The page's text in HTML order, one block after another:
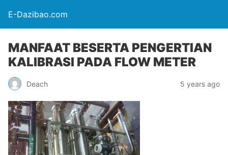
E-Dazibao.com
MANFAAT BESERTA PENGERTIAN
KALIBRASI PADA FLOW METER
Deach 5 years ago